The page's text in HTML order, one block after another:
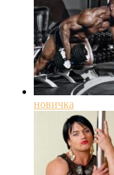
новичка